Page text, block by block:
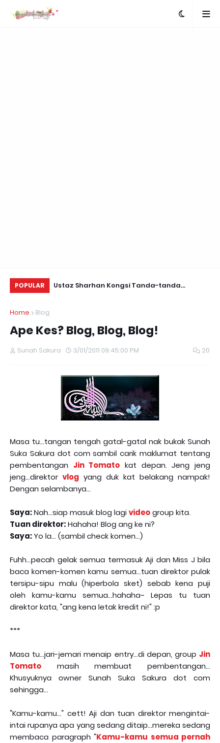
POPULAR
Retreats,
Ustaz Sharhan Kongsi Tanda-tanda
Home
Blog
Ape Kes? Blog, Blog, Blog!
Sunah Sakura 3/01/2011 09:45:00 PM 20
Masa tu...tangan tengah gatal-gatal nak bukak Sunah
Suka Sakura dot com sambil carik maklumat tentang
pembentangan Jin Tomato kat depan. Jeng jeng
jeng...direktor vlog yang duk kat belakang nampak!
Dengan selambanya...
Saya:Nah...siap masuk blog lagi videogroup kita.
Tuan direktor:Hahaha! Blog ang ke ni?
Saya:Yo la... (sambil check komen...)
Fuhh...pecah gelak semua termasuk Aji dan Miss J bila
baca komen-komen kamu semua...tuan direktor pulak
tersipu-sipu malu (hiperbola sket) sebab kena puji
oleh kamu-kamu semua...hahaha~ Lepas tu tuan
direktor kata, "ang kena letak kredit ni!" :p
***
Masa tu...jari-jemari menaip entry...di depan, group Jin
Tomato masih membuat pembentangan...
Khusyuknya owner Sunah Suka Sakura dot com
sehingga...
"Kamu-kamu..." cett! Aji dan tuan direktor mengintai-
intai rupanya apa yang sedang ditaip...mereka sedang
membaca paragraph "Kamu-kamu semua pernah